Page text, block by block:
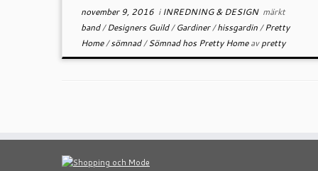
november 9, 2016i INREDNING & DESIGN märkt
band/Designers Guild/Gardiner/hissgardin/Pretty
Home/sömnad/Sömnad hos Pretty Homeavpretty